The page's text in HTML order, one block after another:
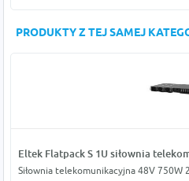
PRODUKTY Z TEJ SAMEJ
Eltek Flatpack S 1U siłownia
Siłownia telekomunikacyjna 48V 750W